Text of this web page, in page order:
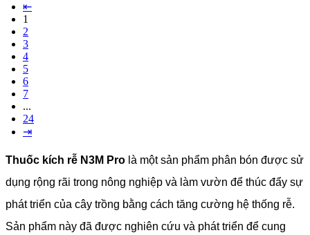
⇤
1
2
3
4
5
6
7
...
24
⇥
Thuốc kích rễ N3M Pro là một sản phẩm phân bón được sử
dụng rộng rãi trong nông nghiệp và làm vườn để thúc đẩy sự
phát triển của cây trồng bằng cách tăng cường hệ thống rễ.
Sản phẩm này đã được nghiên cứu và phát triển để cung